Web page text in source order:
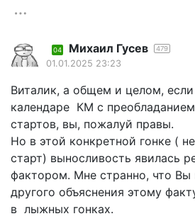
04 Михаил Гусев 479
01.01.2025 23:23
Виталик, а общем и целом, если
календаре КМ с
стартов, вы, пожалуй правы.
Но в этой конкретной гонке (
старт) выносливость явилась
фактором. Мне странно, что Вы
другого объяснения этому
в лыжных гонках.